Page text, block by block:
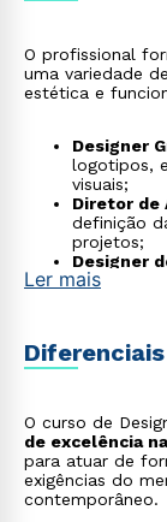
O profissional
uma variedade
estética e
Designer
logotipos,
visuais;
Diretor de
definição
projetos;
Designer
layouts e
games e
Designer
medicina e
Artista
Ler mais
O curso de
de excelência
para atuar de
exigências do
contemporâneo.